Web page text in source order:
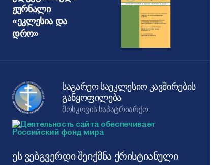
ჟურნალი
«ეკლესია და
დრო»
საგარეო საეკლესიო კავშირების
განყოფილება
ᲛᲝᲡᲙᲝᲕᲘᲡ ᲡᲐᲞᲐᲢᲠᲘᲐᲠᲥᲝ
ეს ვებგვერდი შეიქმნა ქრისტიანული